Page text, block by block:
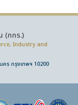
(กกร.)
Industry and
คร กรุงเทพฯ 10200